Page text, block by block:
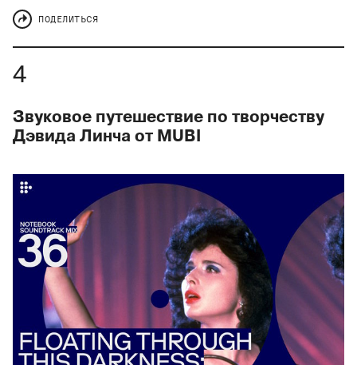
ПОДЕЛИТЬСЯ
Звуковое путешествие по творчеству
Дэвида Линча от MUBI